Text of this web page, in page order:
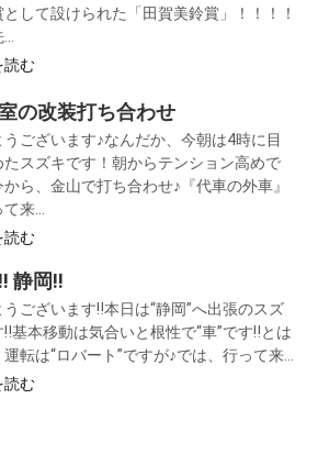
して設けられた「田賀美鈴賞」！！！！
読む
の改装打ち合わせ
うございます♪なんだか、今朝は4時に目
たスズキです！朝からテンション高めで
ら、金山で打ち合わせ♪『代車の外車』
来...
読む
静岡‼
うございます‼本日は“静岡”へ出張のスズ
‼基本移動は気合いと根性で“車”です‼とは
転は“ロバート”ですが♪では、行って来...
読む